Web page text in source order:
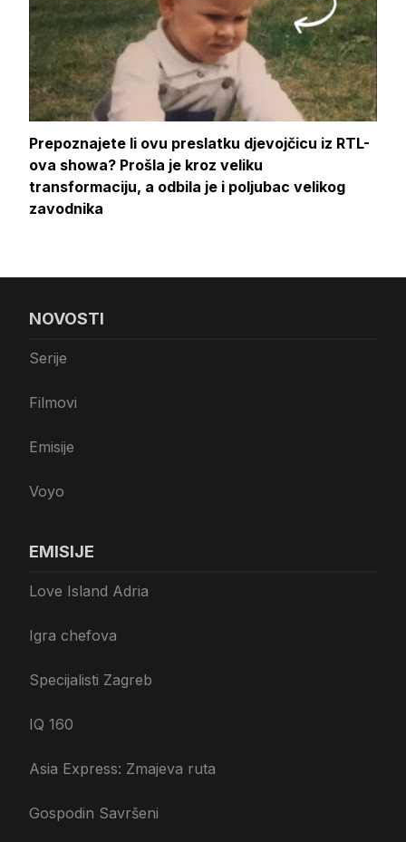
Prepoznajete li ovu preslatku djevojčicu iz RTL-
ova showa? Prošla je kroz veliku
transformaciju, a odbila je i poljubac velikog
zavodnika
NOVOSTI
Serije
Filmovi
Emisije
Voyo
EMISIJE
Love Island Adria
Igra chefova
Specijalisti Zagreb
IQ 160
Asia Express: Zmajeva ruta
Gospodin Savršeni